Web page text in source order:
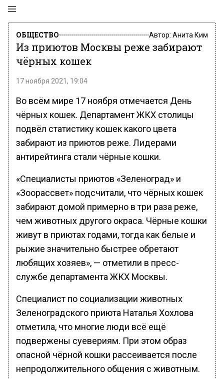
ОБЩЕСТВО Автор: Анита Ким
Из приютов Москвы реже забирают
чёрных кошек
17 ноября 2021, 19:04
Во всём мире 17 ноября отмечается День
чёрных кошек. Департамент ЖКХ столицы
подвёл статистику кошек какого цвета
забирают из приютов реже. Лидерами
антирейтинга стали чёрные кошки.
«Специалисты приютов «Зеленоград» и
«Зоорассвет» подсчитали, что чёрных кошек
забирают домой примерно в три раза реже,
чем животных другого окраса. Чёрные кошки
живут в приютах годами, тогда как белые и
рыжие значительно быстрее обретают
любящих хозяев», — отметили в пресс-
службе департамента ЖКХ Москвы.
Специалист по социализации животных
Зеленоградского приюта Наталья Хохлова
отметила, что многие люди всё ещё
подвержены суевериям. При этом образ
опасной чёрной кошки рассеивается после
непродолжительного общения с животным.